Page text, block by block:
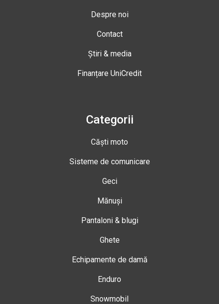
Despre noi
Contact
Știri & media
Finanțare UniCredit
Categorii
Căști moto
Sisteme de comunicare
Geci
Mănuși
Pantaloni & blugi
Ghete
Echipamente de damă
Enduro
Snowmobil